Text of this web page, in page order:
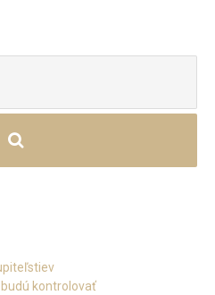
budú kontrolovať